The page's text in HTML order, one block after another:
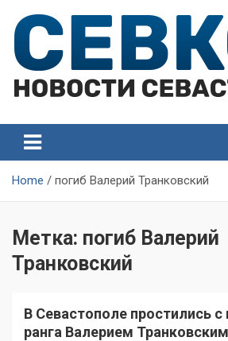
content
Севастополя
Севастополя
Home погиб Валерий Транковский
Метка: погиб Валерий
Транковский
В Севастополе простились с
ранга Валерием